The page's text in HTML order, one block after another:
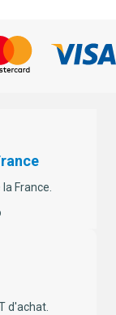
France.
d'achat.